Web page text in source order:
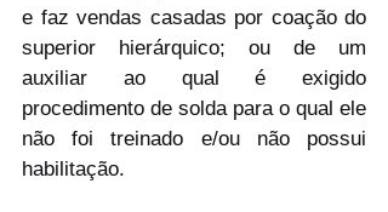
e faz vendas casadas por coação do
superior hierárquico; ou de um
auxiliar ao qual é exigido
procedimento de solda para o qual ele
não foi treinado e/ou não possui
habilitação.